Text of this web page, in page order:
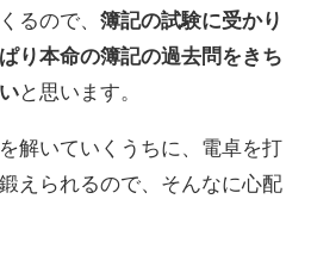
るので、 簿記の試験に受かり
り本命の簿記の過去問をきち
と思います。
解いていくうちに、電卓を打
えられるので、そんなに心配